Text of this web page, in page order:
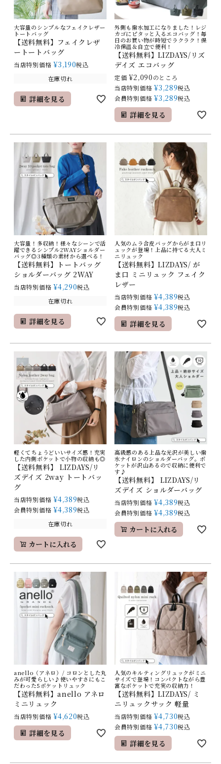
大容量のシンプルなフェイクレザー
トートバッグ
【送料無料】フェイクレザ
ートートバッグ
当店特別価格 ¥3,190税込
在庫切れ
詳細を見る
外側も撥水加工になりました！レジ
カゴにピタッと入るエコバッグ！毎
日のお買い物が時短でラクラク！保
冷保温＆自立で便利！
【送料無料】LIZDAYS/リズ
デイズ エコバッグ
定価 ¥2,090のところ
当店特別価格 ¥3,289税込
会員特別価格 ¥3,289税込
詳細を見る
大容量！多収納！様々なシーンで活
躍できるシンプル2WAYショルダー
バッグ◎3種類の素材から選べる！
【送料無料】トートバッグ
ショルダーバッグ 2WAY
当店特別価格 ¥4,290税込
在庫切れ
詳細を見る
人気のムラ合皮バッグからがま口リ
ュックが登場！上品に持てる大人ミ
ニリュック
【送料無料】LIZDAYS/ が
ま口 ミニリュック フェイク
レザー
当店特別価格 ¥4,389税込
会員特別価格 ¥4,389税込
詳細を見る
軽くてちょうどいいサイズ感！充実
した内側ポケットで小物の収納も◎
【送料無料】 LIZDAYS/リ
ズデイズ 2way トートバッ
グ
当店特別価格 ¥4,389税込
会員特別価格 ¥4,389税込
在庫切れ
カートに入れる
高級感のある上品な光沢が美しい撥
水ナイロンのショルダーバッグ。ポ
ケットが沢山あるので収納に便利で
す♪
【送料無料】 LIZDAYS/リ
ズデイズ ショルダーバッグ
当店特別価格 ¥4,389税込
会員特別価格 ¥4,389税込
カートに入れる
anello（アネロ）/ コロンとした丸
みが可愛らしい♪使いやすさにもこ
だわった5ポケットリュック
【送料無料】anello アネロ
ミニリュック
当店特別価格 ¥4,620税込
詳細を見る
人気のキルティングリュックがミニ
サイズで登場！コンパクトながら豊
富なポケットで充実の収納力！
【送料無料】LIZDAYS/ ミ
ニリュックサック 軽量
当店特別価格 ¥4,730税込
会員特別価格 ¥4,730税込
詳細を見る